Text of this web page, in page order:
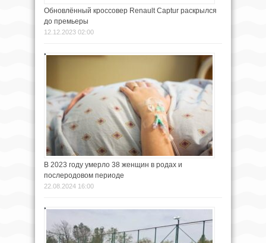
Обновлённый кроссовер Renault Captur раскрылся
до премьеры
12.12.2023 02:00
В 2023 году умерло 38 женщин в родах и
послеродовом периоде
22.08.2024 16:00